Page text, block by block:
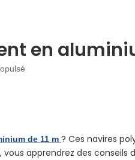
en
de 11 m ? Ces navires
apprendrez des conseils